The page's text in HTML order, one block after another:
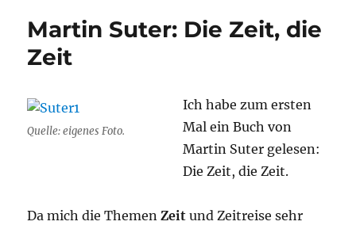
Martin Suter: Die Zeit, die
Zeit
Quelle: eigenes Foto.
Ich habe zum ersten
Mal ein Buch von
Martin Suter gelesen:
Die Zeit, die Zeit.
Da mich die ThemenZeit und Zeitreise sehr